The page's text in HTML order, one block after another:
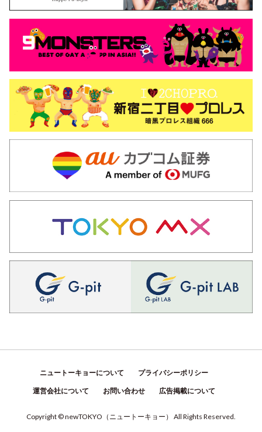
ニュートーキョーについて プライバシーポリシー
運営会社について お問い合わせ 広告掲載について
Copyright © newTOKYO （ ニュートーキョー ） All Rights Reserved.